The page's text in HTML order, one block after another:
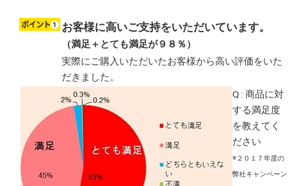
お客様に高いご支持をいただいています。
（満足＋とても満足が９８％）
実際にご購入いただいたお客様から高い評価をいた
だきました。
Q : 商品に対
する満足度
を教えてく
ださい
※２０１７年度の
弊社キャンペーン